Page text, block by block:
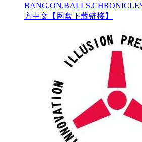
方中文【网盘下载链接】